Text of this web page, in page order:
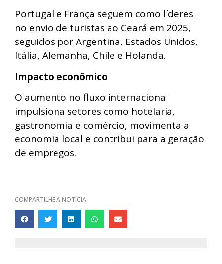
Portugal e França seguem como líderes
no envio de turistas ao Ceará em 2025,
seguidos por Argentina, Estados Unidos,
Itália, Alemanha, Chile e Holanda.
Impacto econômico
O aumento no fluxo internacional
impulsiona setores como hotelaria,
gastronomia e comércio, movimenta a
economia local e contribui para a geração
de empregos.
COMPARTILHE A NOTÍCIA